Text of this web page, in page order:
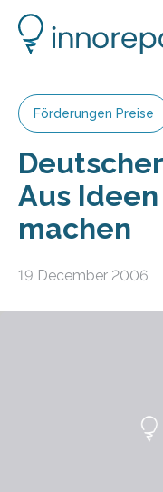
Förderungen Preise
Aus
machen
19 December 2006